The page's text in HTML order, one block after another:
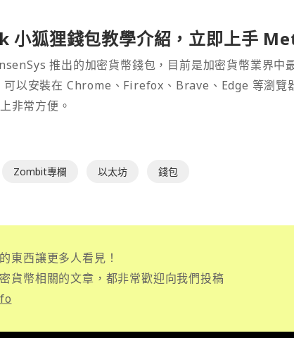
狐狸錢包教學介紹，立即上手
推出的加密貨幣錢包，目前是加密貨幣業界中
以安裝在 Chrome、Firefox、Brave、Edge 等瀏覽
非常方便。
Zombit專欄 以太坊 錢包
東西讓更多人看見！
貨幣相關的文章，都非常歡迎向我們投稿